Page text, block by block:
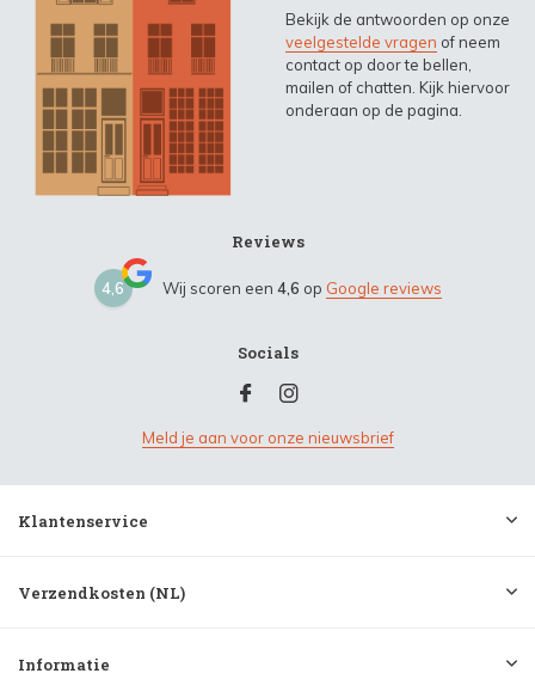
Bekijk de antwoorden op onze
veelgestelde vragen of neem
contact op door te bellen,
mailen of chatten. Kijk hiervoor
onderaan op de pagina.
Reviews
4,6 Wij scoren een 4,6 op Google reviews
Socials
Meld je aan voor onze nieuwsbrief
Klantenservice
Verzendkosten (NL)
Informatie